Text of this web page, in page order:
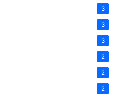
3
3
3
2
2
2